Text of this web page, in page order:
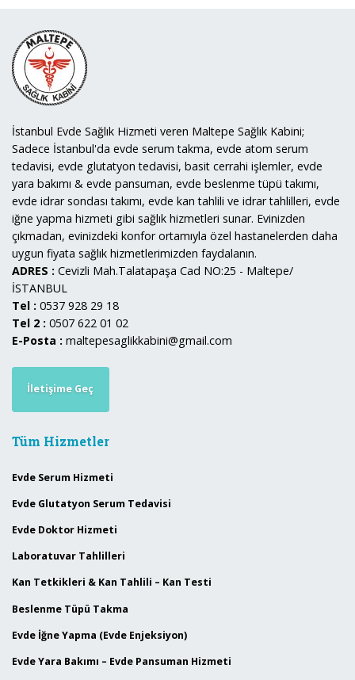
İstanbul Evde Sağlık Hizmeti veren Maltepe Sağlık Kabini;
Sadece İstanbul'da evde serum takma, evde atom serum
tedavisi, evde glutatyon tedavisi, basit cerrahi işlemler, evde
yara bakımı & evde pansuman, evde beslenme tüpü takımı,
evde idrar sondası takımı, evde kan tahlili ve idrar tahlilleri, evde
iğne yapma hizmeti gibi sağlık hizmetleri sunar. Evinizden
çıkmadan, evinizdeki konfor ortamıyla özel hastanelerden daha
uygun fiyata sağlık hizmetlerimizden faydalanın.
ADRES : Cevizli Mah.Talatapaşa Cad NO:25 - Maltepe/
İSTANBUL
Tel : 0537 928 29 18
Tel 2 : 0507 622 01 02
E-Posta : maltepesaglikkabini@gmail.com
İletişime Geç
Tüm Hizmetler
Evde Serum Hizmeti
Evde Glutatyon Serum Tedavisi
Evde Doktor Hizmeti
Laboratuvar Tahlilleri
Kan Tetkikleri & Kan Tahlili – Kan Testi
Beslenme Tüpü Takma
Evde İğne Yapma (Evde Enjeksiyon)
Evde Yara Bakımı – Evde Pansuman Hizmeti